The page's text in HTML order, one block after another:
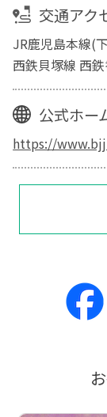
交通アク
JR鹿児島本線(
西鉄貝塚線 西
公式ホー
https://